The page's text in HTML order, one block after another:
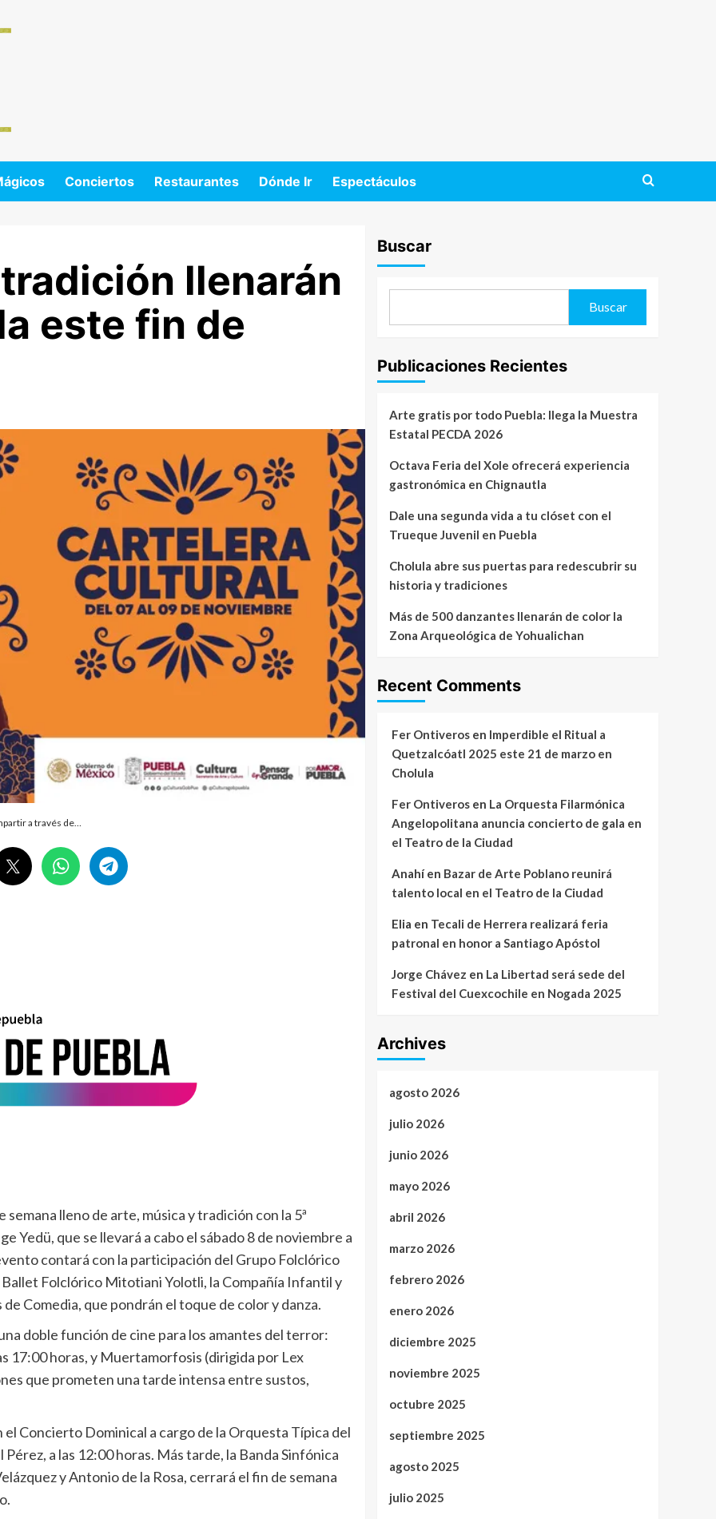
Conciertos Restaurantes Dónde Ir Espectáculos
llenarán
este fin de
a través de…
lleno de arte, música y tradición con la 5ª
Yedü, que se llevará a cabo el sábado 8 de noviembre a
contará con la participación del Grupo Folclórico
Folclórico Mitotiani Yolotli, la Compañía Infantil y
Comedia, que pondrán el toque de color y danza.
doble función de cine para los amantes del terror:
17:00 horas, y Muertamorfosis (dirigida por Lex
que prometen una tarde intensa entre sustos,
Concierto Dominical a cargo de la Orquesta Típica del
a las 12:00 horas. Más tarde, la Banda Sinfónica
y Antonio de la Rosa, cerrará el fin de semana
Buscar
Buscar
Publicaciones Recientes
Arte gratis por todo Puebla: llega la Muestra
Estatal PECDA 2026
Octava Feria del Xole ofrecerá experiencia
gastronómica en Chignautla
Dale una segunda vida a tu clóset con el
Trueque Juvenil en Puebla
Cholula abre sus puertas para redescubrir su
historia y tradiciones
Más de 500 danzantes llenarán de color la
Zona Arqueológica de Yohualichan
Recent Comments
Fer Ontiverosen Imperdible el Ritual a
Quetzalcóatl 2025 este 21 de marzo en
Cholula
Fer Ontiverosen La Orquesta Filarmónica
Angelopolitana anuncia concierto de gala en
el Teatro de la Ciudad
Anahíen Bazar de Arte Poblano reunirá
talento local en el Teatro de la Ciudad
Elia en Tecali de Herrera realizará feria
patronal en honor a Santiago Apóstol
Jorge Chávez en La Libertad será sede del
Festival del Cuexcochile en Nogada 2025
Archives
agosto 2026
julio 2026
junio 2026
mayo 2026
abril 2026
marzo 2026
febrero 2026
enero 2026
diciembre 2025
noviembre 2025
octubre 2025
septiembre 2025
agosto 2025
julio 2025